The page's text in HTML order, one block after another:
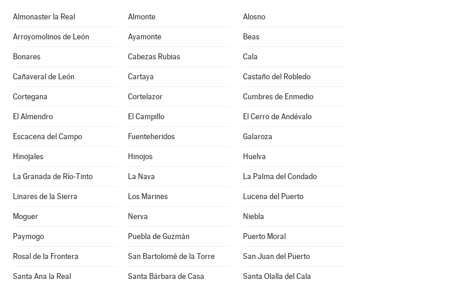
Almonaster la Real Almonte Alosno
Arroyomolinos de León Ayamonte Beas
Bonares Cabezas Rubias Cala
Cañaveral de León Cartaya Castaño del Robledo
Cortegana Cortelazor Cumbres de Enmedio
El Almendro El Campillo El Cerro de Andévalo
Escacena del Campo Fuenteheridos Galaroza
Hinojales Hinojos Huelva
La Granada de Río-Tinto La Nava La Palma del Condado
Linares de la Sierra Los Marines Lucena del Puerto
Moguer Nerva Niebla
Paymogo Puebla de Guzmán Puerto Moral
Rosal de la Frontera San Bartolomé de la Torre San Juan del Puerto
Santa Ana la Real Santa Bárbara de Casa Santa Olalla del Cala